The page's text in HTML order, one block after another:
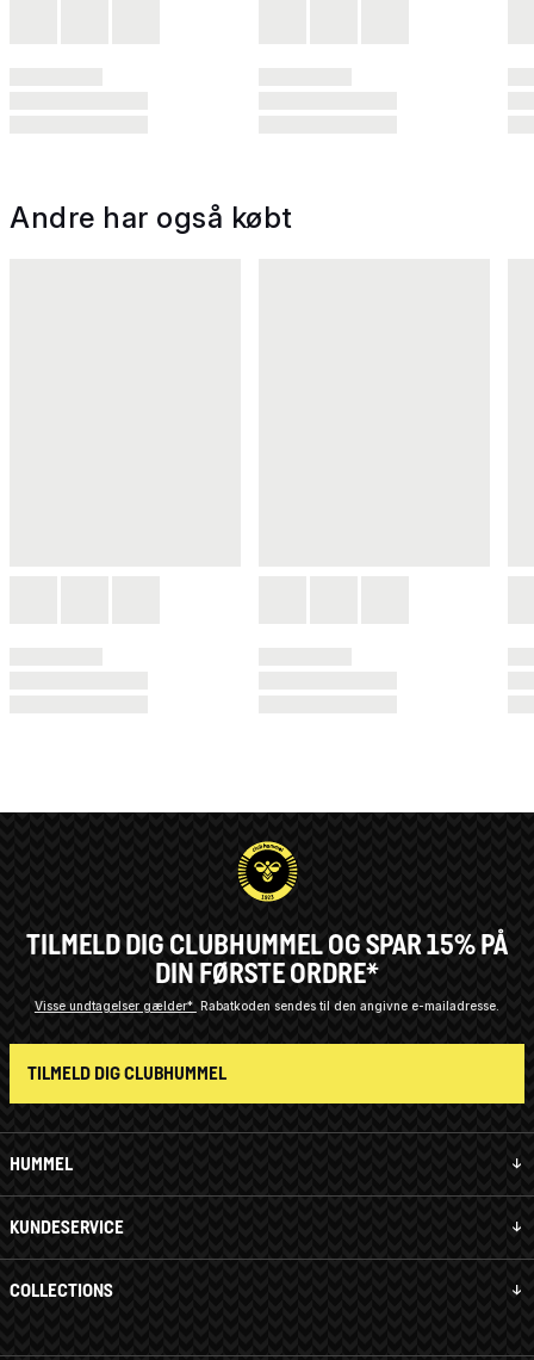
Andre har også købt
HUMMEL
KUNDESERVICE
COLLECTIONS
TILMELD DIG CLUBHUMMEL OG SPAR 15% PÅ
DIN FØRSTE ORDRE*
Visse undtagelser gælder* Rabatkoden sendes til den angivne e-mailadresse.
TILMELD DIG CLUBHUMMEL